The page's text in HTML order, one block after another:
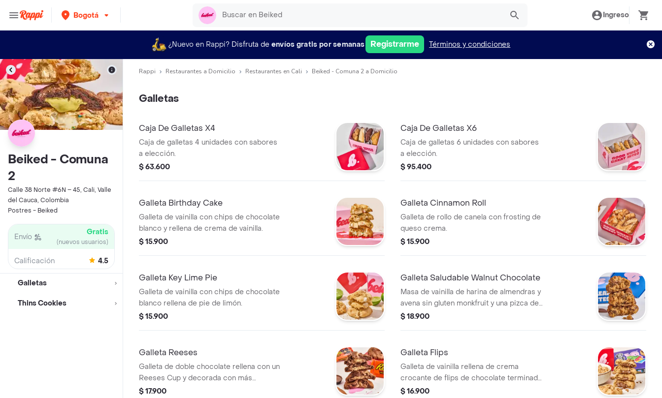
Bogotá Ingreso
¿Nuevo en Rappi? Disfruta de envíos gratis por semanas Registrarme Términos y condiciones
Beiked - Comuna
2
Calle 38 Norte #6N – 45, Cali, Valle
del Cauca, Colombia
Postres - Beiked
Envío Gratis
(nuevos usuarios)
Calificación 4.5
Galletas
Thins Cookies
Rappi Restaurantes a Domicilio Restaurantes en Cali Beiked - Comuna 2 a Domicilio
Galletas
Caja De Galletas X4
Caja de galletas 4 unidades con sabores
a elección.
$ 63.600
Caja De Galletas X6
Caja de galletas 6 unidades con sabores
a elección.
$ 95.400
Galleta Birthday Cake
Galleta de vainilla con chips de chocolate
blanco y rellena de crema de vainilla.
$ 15.900
Galleta Cinnamon Roll
Galleta de rollo de canela con frosting de
queso crema.
$ 15.900
Galleta Key Lime Pie
Galleta de vainilla con chips de chocolate
blanco rellena de pie de limón.
$ 15.900
Galleta Saludable Walnut Chocolate
Masa de vainilla de harina de almendras y
avena sin gluten monkfruit y una pizca de
azúcar de coco (6gr por galleta) y
$ 18.900
Galleta Reeses
Galleta de doble chocolate rellena con un
Reeses Cup y decorada con más
chocolate Reeses.
$ 17.900
Galleta Flips
Galleta de vainilla rellena de crema
crocante de flips de chocolate terminada
con un crumb de flips de chocolate
$ 16.900